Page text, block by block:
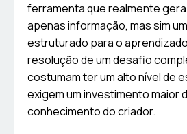
ferramenta que realmente
apenas informação, mas sim
estruturado para o
resolução de um desafio
costumam ter um alto nível de
exigem um investimento maior
conhecimento do criador.